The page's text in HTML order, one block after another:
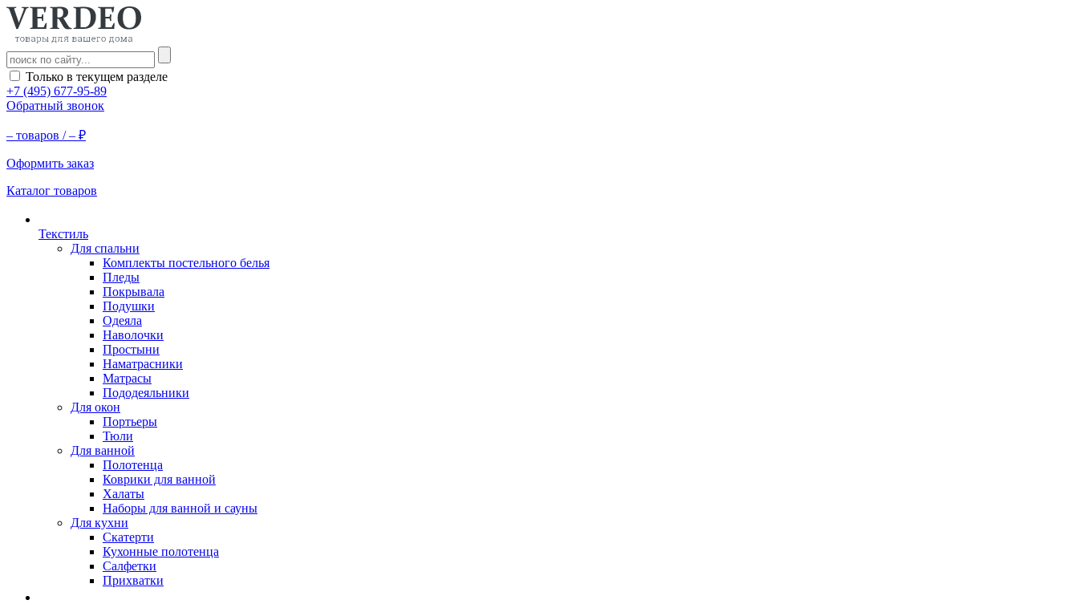
Только в текущем разделе
+7 (495) 677-95-89
Обратный звонок
– товаров /– ₽
Оформить заказ
Каталог товаров
Текстиль
Для спальни
Комплекты постельного белья
Пледы
Покрывала
Подушки
Одеяла
Наволочки
Простыни
Наматрасники
Матрасы
Пододеяльники
Для окон
Портьеры
Тюли
Для ванной
Полотенца
Коврики для ванной
Халаты
Наборы для ванной и сауны
Для кухни
Скатерти
Кухонные полотенца
Салфетки
Прихватки